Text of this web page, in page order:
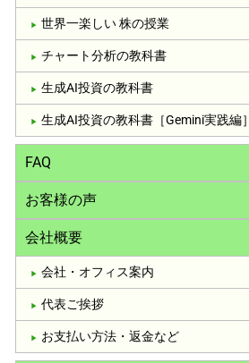
世界一楽しい 株の授業
チャート分析の教科書
生成AI投資の教科書
生成AI投資の教科書［Gemini実践編］
FAQ
お客様の声
会社概要
会社・オフィス案内
代表ご挨拶
お支払い方法・返金など